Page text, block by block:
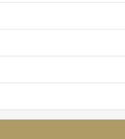
るウォレットなんて誰も使い
すからね。やめておいた方が